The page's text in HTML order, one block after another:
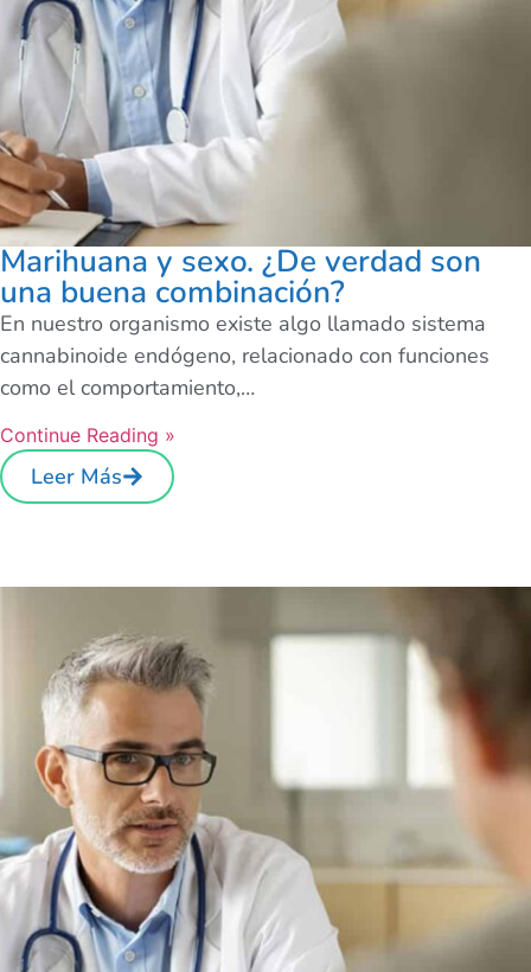
Marihuana y sexo. ¿De verdad son
una buena combinación?
En nuestro organismo existe algo llamado sistema
cannabinoide endógeno, relacionado con funciones
como el comportamiento,…
Continue Reading »
Leer Más